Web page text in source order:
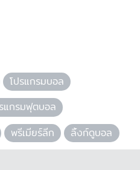
โปรแกรมบอล
แกรมฟุตบอล
พรีเมียร์ลีก ลิ้งก์ดูบอล